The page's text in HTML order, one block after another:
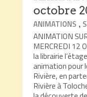
octobre
ANIMATIONS ,
ANIMATION
MERCREDI 12
la librairie
animation pour
Rivière, en
Rivière à